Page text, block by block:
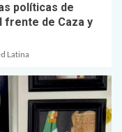
políticas de
frente de Caza y
Latina